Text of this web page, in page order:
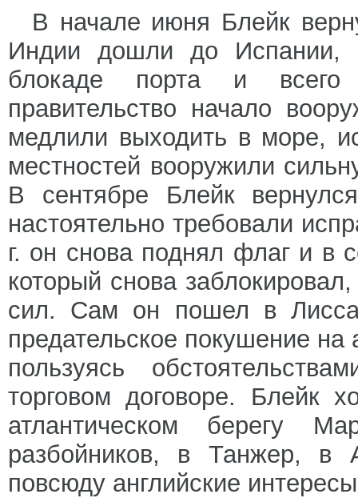
В начале июня Блейк
Индии дошли до
блокаде порта и всего
правительство начало
медлили выходить в море,
местностей вооружили
В сентябре Блейк
настоятельно требовали
г. он снова поднял флаг и в
который снова
сил. Сам он пошел в
предательское покушение на
пользуясь
торговом договоре. Блейк
атлантическом берегу
разбойников, в Танжер, в
повсюду английские